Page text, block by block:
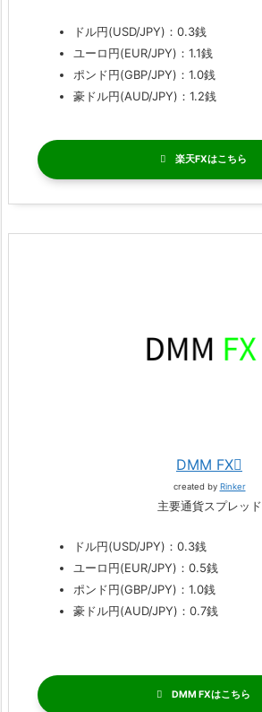
ドル円(USD/JPY)：0.3銭
ユーロ円(EUR/JPY)：1.1銭
ポンド円(GBP/JPY)：1.0銭
豪ドル円(AUD/JPY)：1.2銭
楽天FX
DMM FX
created by Rinker
主要通貨スプレッド
ドル円(USD/JPY)：0.3銭
ユーロ円(EUR/JPY)：0.5銭
ポンド円(GBP/JPY)：1.0銭
豪ドル円(AUD/JPY)：0.7銭
DMM FX